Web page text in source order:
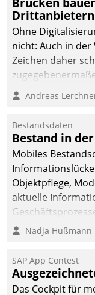
Drittanbietern
Ohne
nicht: Auch in
Zeichen daher
Branchen.
Andreas
Bestandsdaten
Bestand in
Mobiles
Objektpflege,
aktuelle
Nadja Hußmann
SAP App Contest
Das Cockpit für